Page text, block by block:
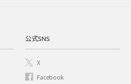
公式SNS
X
Facebook